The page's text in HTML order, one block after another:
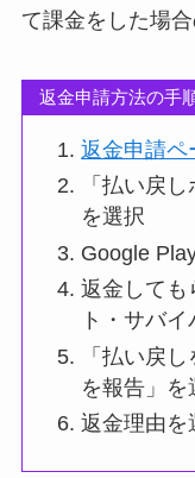
て課金をした場
返金申請方法の手
返金申請ペ
「払い戻
を選択
Google
返金しても
ト・サバ
「払い戻
を報告」を
返金理由を